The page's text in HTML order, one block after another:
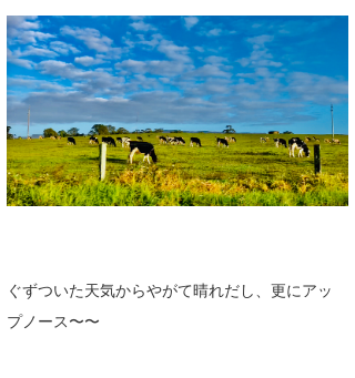
ぐずついた天気からやがて晴れだし、更にアッ
プノース〜〜